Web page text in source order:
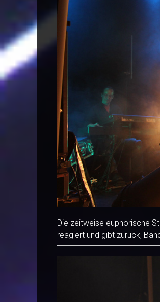
Die zeitweise euphorische
reagiert und gibt zurück,